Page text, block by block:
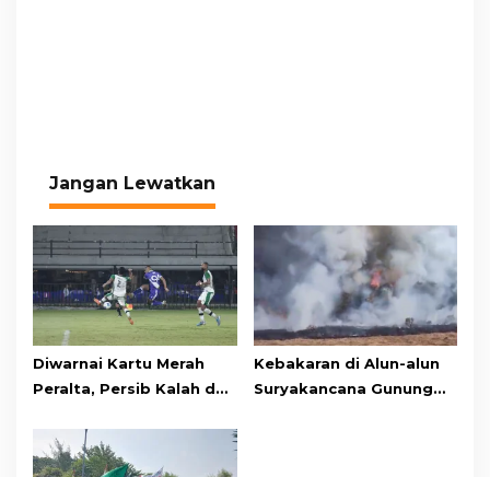
Jangan Lewatkan
Diwarnai Kartu Merah
Peralta, Persib Kalah dari
Adu Penalti
Kebakaran di Alun-alun
Suryakancana Gunung